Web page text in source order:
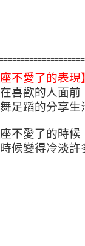
不愛了的表現】
喜歡的人面前
足蹈的分享生
不愛了的時候
候變得冷淡許